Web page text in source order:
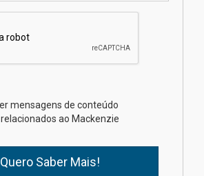
calouros do segundo semestre
04.08.2026
Brasília prepara seus
estudantes para o PAS antes
mesmo do Ensino Médio
mensagens de conteúdo
ao Mackenzie